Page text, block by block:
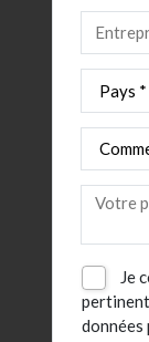
Je
données